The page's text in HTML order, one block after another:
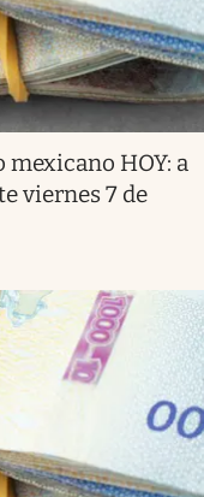
mexicano HOY: a
viernes 7 de